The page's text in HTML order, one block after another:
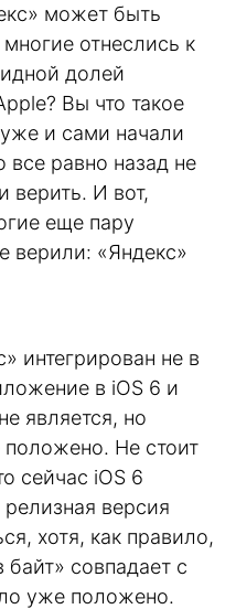
может быть
отнеслись к
долей
Вы что такое
и сами начали
все равно назад не
верить. И вот,
еще пару
верили: «Яндекс»
интегрирован не в
в iOS 6 и
является, но
положено. Не стоит
сейчас iOS 6
версия
хотя, как правило,
байт» совпадает с
уже положено.